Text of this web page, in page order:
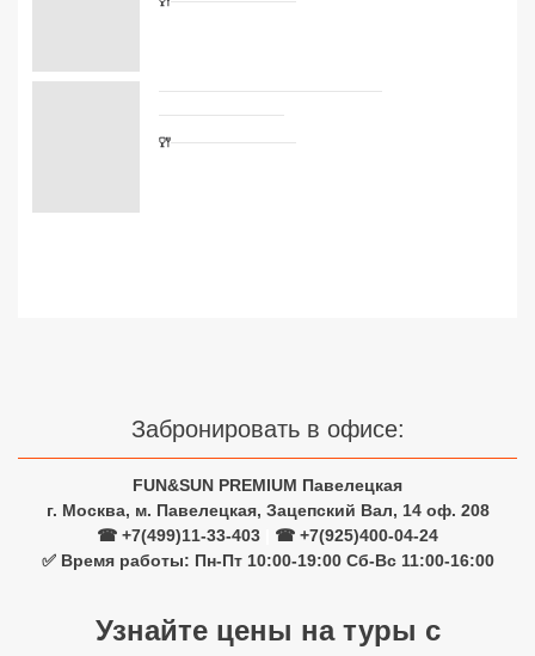
Забронировать в офисе:
FUN&SUN PREMIUM Павелецкая
г. Москва, м. Павелецкая, Зацепский Вал, 14 оф. 208
☎ +7(499)11-33-403
☎ +7(925)400-04-24
✅ Время работы: Пн-Пт 10:00-19:00 Сб-Вс 11:00-16:00
Узнайте цены на туры с
Сетевые отели Египта
Сетевые отели ОАЭ
Сетевые отели Бали
Сетевые отели Сейшел
Сетевые отели Маврикия